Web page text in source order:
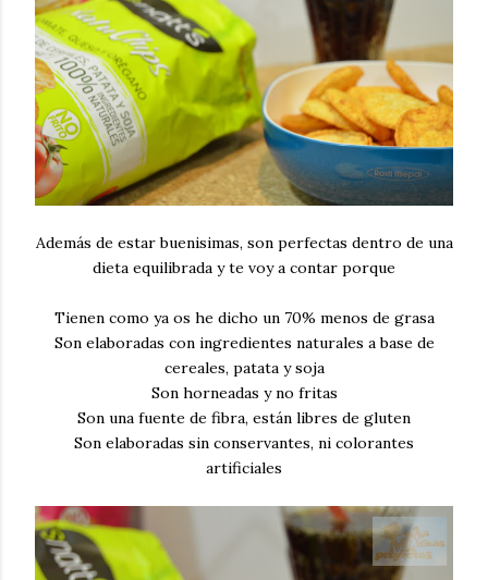
Además de estar buenisimas, son perfectas dentro de una
dieta equilibrada y te voy a contar porque
Tienen como ya os he dicho un 70% menos de grasa
Son elaboradas con ingredientes naturales a base de
cereales, patata y soja
Son horneadas y no fritas
Son una fuente de fibra, están libres de gluten
Son elaboradas sin conservantes, ni colorantes
artificiales